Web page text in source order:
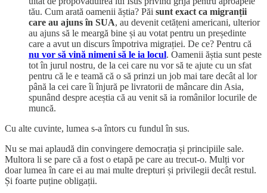
tău. Cum arată oamenii ăștia? Păi sunt exact ca migranții
care au ajuns în SUA, au devenit cetățeni americani, ulterior
au ajuns să le meargă bine și au votat pentru un președinte
care a avut un discurs împotriva migrației. De ce? Pentru că
nu vor să vină nimeni să le ia locul. Oamenii ăștia sunt peste
tot în jurul nostru, de la cei care nu vor să te ajute cu un sfat
pentru că le e teamă că o să prinzi un job mai tare decât al lor
până la cei care îi înjură pe livratorii de mâncare din Asia,
spunând despre aceștia că au venit să ia românilor locurile de
muncă.
Cu alte cuvinte, lumea s-a întors cu fundul în sus.
Nu se mai aplaudă din convingere democrația și principiile sale.
Multora li se pare că a fost o etapă pe care au trecut-o. Mulți vor
doar lumea în care ei au mai multe drepturi și privilegii decât restul.
Și foarte puține obligații.